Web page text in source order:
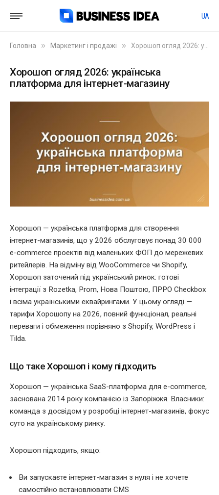
UA
Головна » Маркетинг і продажі » Хорошоп огляд 2026: українська платформа для інтернет-магазину
Хорошоп огляд 2026: українська
платформа для інтернет-магазину
Хорошоп — українська платформа для створення
інтернет-магазинів, що у 2026 обслуговує понад 30 000
e-commerce проектів від маленьких ФОП до мережевих
ритейлерів. На відміну від WooCommerce чи Shopify,
Хорошоп заточений під український ринок: готові
інтеграції з Rozetka, Prom, Нова Поштою, ПРРО Checkbox
і всіма українськими еквайрингами. У цьому огляді —
тарифи Хорошопу на 2026, повний функціонал, реальні
переваги і обмеження порівняно з Shopify, WordPress і
Tilda.
Що таке Хорошоп і кому підходить
Хорошоп — українська SaaS-платформа для e-commerce,
заснована 2014 року компанією із Запоріжжя. Власники:
команда з досвідом у розробці інтернет-магазинів, фокус
суто на українському ринку.
Хорошоп підходить, якщо:
Ви запускаєте інтернет-магазин з нуля і не хочете
самостійно встановлювати CMS